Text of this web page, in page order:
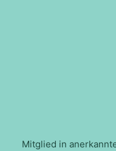
Mitglied in